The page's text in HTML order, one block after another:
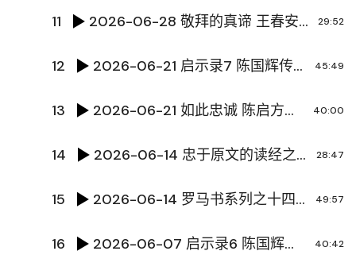
11 2026-06-28 敬拜的真谛 王春安牧师 29:52
12 2026-06-21 启示录7 陈国辉传道 45:49
13 2026-06-21 如此忠诚 陈启方牧师 40:00
14 2026-06-14 忠于原文的读经之路 陈国辉传道 28:47
15 2026-06-14 罗马书系列之十四-夸口在哪里？陈国辉传道 49:57
16 2026-06-07 启示录6 陈国辉传道 40:42